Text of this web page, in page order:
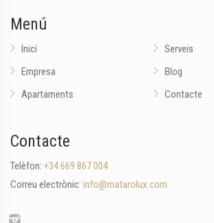
Menú
Inici
Empresa
Apartaments
Serveis
Blog
Contacte
Contacte
Telèfon: +34 669 867 004
Correu electrònic: info@matarolux.com